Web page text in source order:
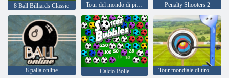
8 Ball Billiards Classic Tour del mondo di ping-pong Penalty Shooters 2
8 palla online Calcio Bolle Tour mondiale di tiro con l'arco